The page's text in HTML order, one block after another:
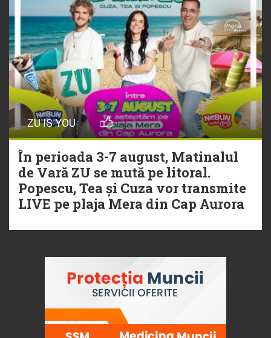
ZU IS YOU
În perioada 3-7 august, Matinalul
de Vară ZU se mută pe litoral.
Popescu, Tea și Cuza vor transmite
LIVE pe plaja Mera din Cap Aurora